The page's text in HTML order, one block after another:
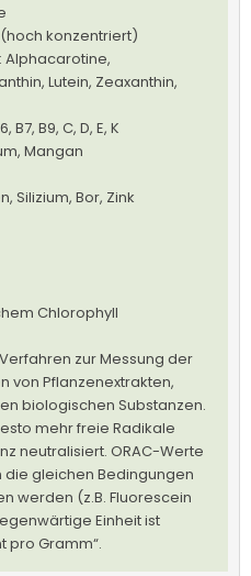
konzentriert)
Alphacarotine,
Lutein, Zeaxanthin,
B7, B9, C, D, E, K
Mangan
Silizium, Bor, Zink
Chlorophyll
zur Messung der
von Pflanzenextrakten,
biologischen Substanzen.
mehr freie Radikale
neutralisiert. ORAC-Werte
gleichen Bedingungen
werden (z.B. Fluorescein
Einheit ist
pro Gramm“.